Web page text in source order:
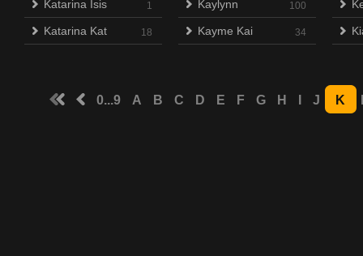
Katarina Isis 1
Katarina Kat 18
Kaylynn 100
Kayme Kai 34
0...9 A B C D E F G H J K